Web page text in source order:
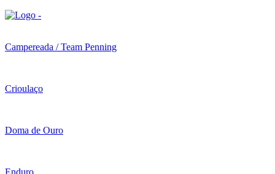
Campereada / Team Penning
Crioulaço
Doma de Ouro
Enduro